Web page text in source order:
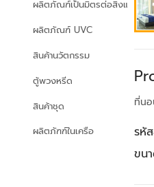
ผลิตภัณฑ์เป็นมิตรต่อสิ่งแวดล้อ
ผลิตภัณฑ์ UVC
สินค้านวัตกรรม
ตู้พวงหรีด
สินค้าชุด
ผลิตภัฑฑ์ในเครือ
ที่น
รหั
ขน